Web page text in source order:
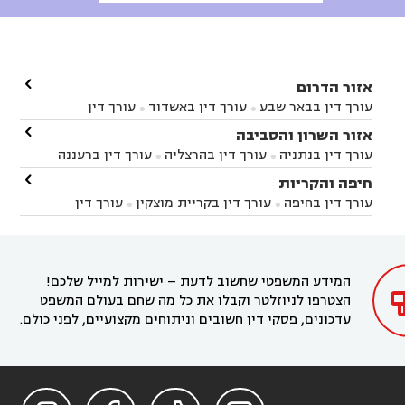
אזור הדרום
עורך דין בבאר שבע  עורך דין באשדוד 
עורך דין
באשקלון
עורך דין בבאר טוביה עורך דין בגן יבנה
עורך דין בניר הבנים עורך דין בערד
זיקים
עורך דין בנתיבות עורך דין בקרית מלאכי

אזור השרון והסביבה
עורך דין בנתניה  עורך דין בהרצליה  עורך דין ברעננה
עורך דין בחדרה עורך דין בכפר סבא
עורך דין בהוד
השרון
עורך דין באבן יהודה
עורך דין בחריש עורך דין בקיסריה עורך דין בקדימה

חיפה והקריות
עורך דין בחיפה  עורך דין בקריית מוצקין 
עורך דין
בקרית מוצקין
עורך דין בקריית אתא
עורך דין

המידע המשפטי שחשוב לדעת – ישירות למייל שלכם!
הצטרפו לניוזלטר וקבלו את כל מה שחם בעולם המשפט
עדכונים, פסקי דין חשובים וניתוחים מקצועיים, לפני כולם.